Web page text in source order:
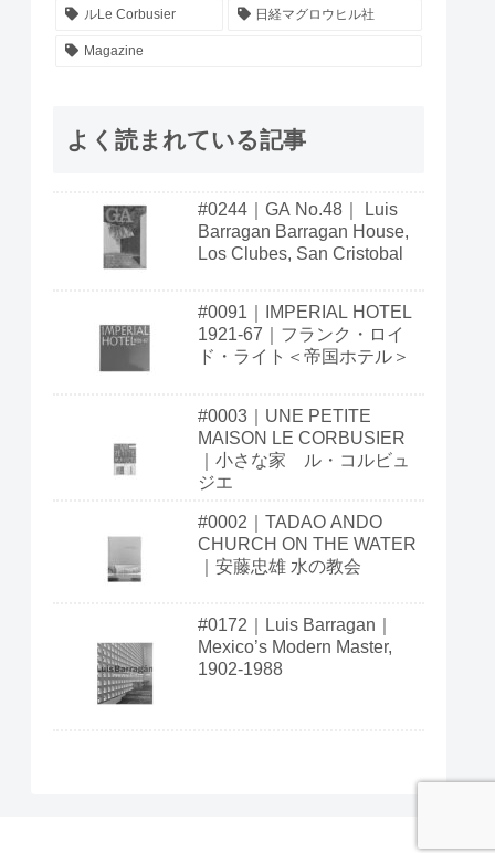
ルLe Corbusier 日経マグロウヒル社
Magazine
よく読まれている記事
#0244｜GA No.48｜ Luis
Barragan Barragan House,
Los Clubes, San Cristobal
#0091｜IMPERIAL HOTEL
1921-67｜フランク・ロイ
ド・ライト＜帝国ホテル＞
#0003｜UNE PETITE
MAISON LE CORBUSIER
｜小さな家 ル・コルビュ
ジエ
#0002｜TADAO ANDO
CHURCH ON THE WATER
｜安藤忠雄 水の教会
#0172｜Luis Barragan｜
Mexico’s Modern Master,
1902-1988